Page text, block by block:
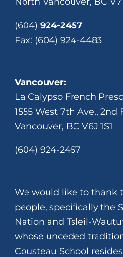
(604) 924-2457
Fax: (604) 924-4483
Vancouver:
La Calypso French
1555 West 7th Ave., 2nd
Vancouver, BC V6J 1S1
(604) 924-2457
We would like to thank
people, specifically the
Nation and Tsleil-
whose unceded
Cousteau School